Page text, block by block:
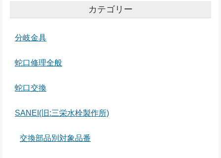
カテゴリー
分岐金具
蛇口修理全般
蛇口交換
SANEI(旧:三栄水栓製作所)
交換部品別対象品番